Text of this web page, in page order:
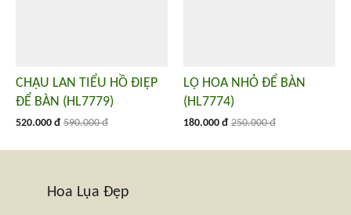
CHẬU LAN TIỂU HỒ ĐIỆP
ĐỂ BÀN (HL7779)
520.000 đ 590.000 đ
LỌ HOA NHỎ ĐỂ BÀN
(HL7774)
180.000 đ 250.000 đ
Hoa Lụa Đẹp